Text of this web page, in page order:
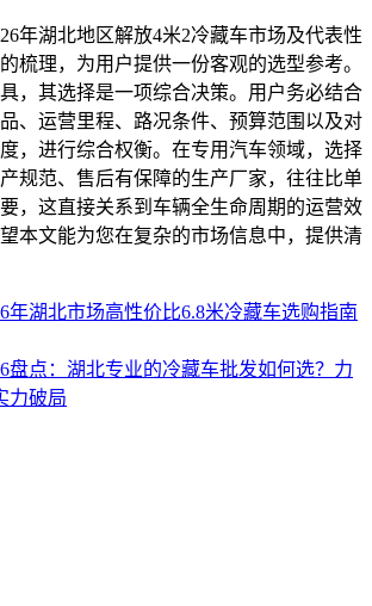
年湖北地区解放4米2冷藏车市场及代表性
梳理，为用户提供一份客观的选型参考。
，其选择是一项综合决策。用户务必结合
、运营里程、路况条件、预算范围以及对
，进行综合权衡。在专用汽车领域，选择
规范、售后有保障的生产厂家，往往比单
，这直接关系到车辆全生命周期的运营效
本文能为您在复杂的市场信息中，提供清
年湖北市场高性价比6.8米冷藏车选购指南
盘点：湖北专业的冷藏车批发如何选？力
力破局